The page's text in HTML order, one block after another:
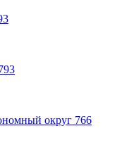
округ 766